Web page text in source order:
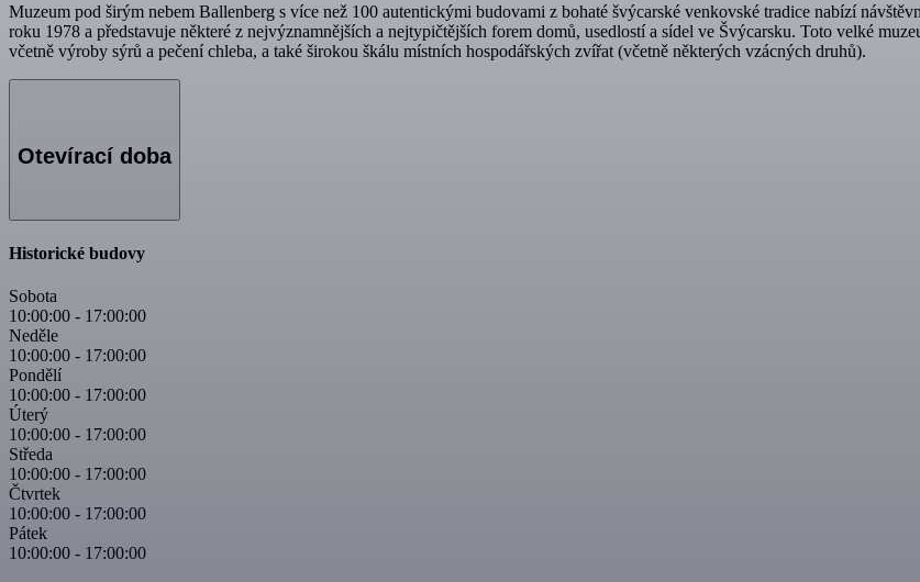
Muzeum pod širým nebem Ballenberg s více než 100 autentickými budovami z bohaté švýcarské venkovské tradice nabízí
roku 1978 a představuje některé z nejvýznamnějších a nejtypičtějších forem domů, usedlostí a sídel ve Švýcarsku. Toto velké
včetně výroby sýrů a pečení chleba, a také širokou škálu místních hospodářských zvířat (včetně některých vzácných druhů).
Otevírací doba
Historické budovy
Sobota
10:00:00 - 17:00:00
Neděle
10:00:00 - 17:00:00
Pondělí
10:00:00 - 17:00:00
Úterý
10:00:00 - 17:00:00
Středa
10:00:00 - 17:00:00
Čtvrtek
10:00:00 - 17:00:00
Pátek
10:00:00 - 17:00:00